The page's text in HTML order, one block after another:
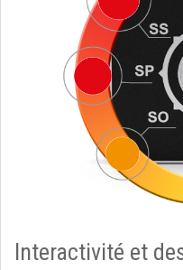
Interactivité et